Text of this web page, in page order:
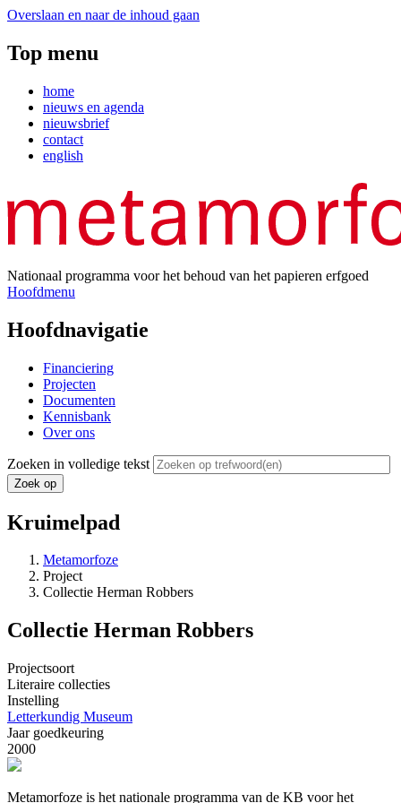
Overslaan en naar de inhoud gaan
Top menu
home
nieuws en agenda
nieuwsbrief
contact
english
Nationaal programma voor het behoud van het papieren erfgoed
Hoofdmenu
Hoofdnavigatie
Financiering
Projecten
Documenten
Kennisbank
Over ons
Zoeken in volledige tekst
Kruimelpad
Metamorfoze
Project
Collectie Herman Robbers
Collectie Herman Robbers
Projectsoort
Literaire collecties
Instelling
Letterkundig Museum
Jaar goedkeuring
2000
Metamorfoze is het nationale programma van de KB voor het